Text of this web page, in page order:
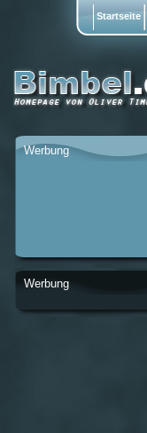
Werbung
Werbung
Startseite